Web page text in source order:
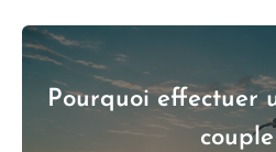
Pourquoi effectuer